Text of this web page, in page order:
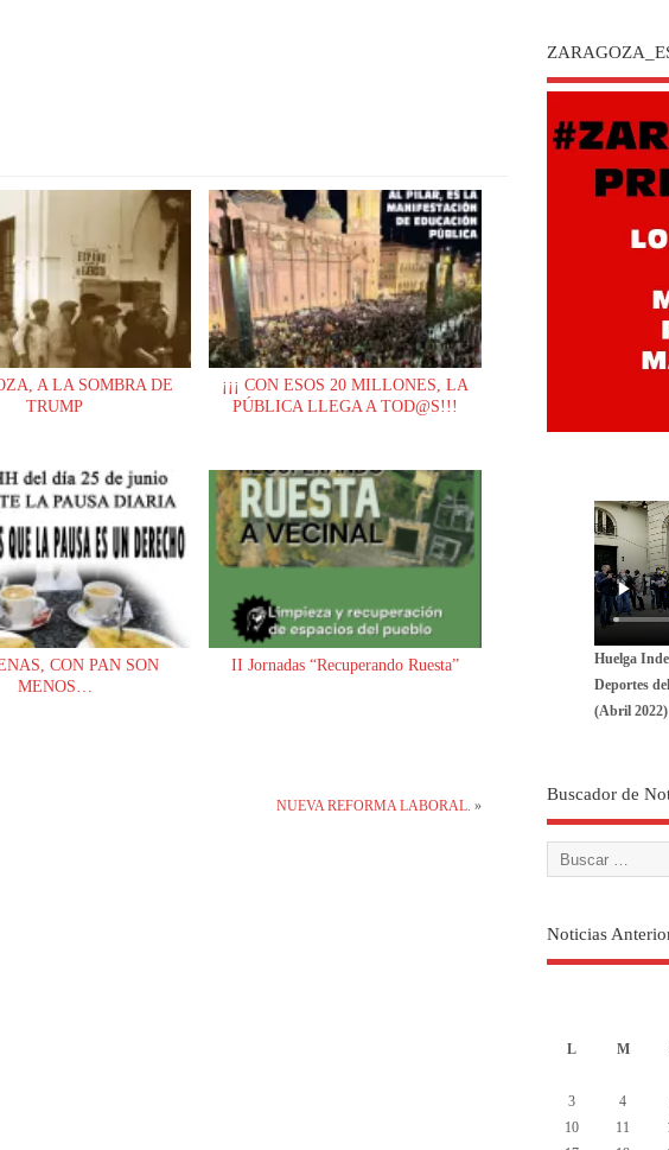
A LA SOMBRA DE
TRUMP
¡¡¡ CON ESOS 20 MILLONES, LA
PÚBLICA LLEGA A TOD@S!!!
CON PAN SON
MENOS…
II Jornadas “Recuperando Ruesta”
NUEVA REFORMA LABORAL. »
Huelga
Deportes
(Abril 2022)
Buscador de
Noticias
L M
3
4
10
11